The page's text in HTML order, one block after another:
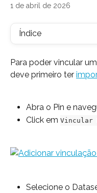
1 de abril de 2026
Índice
Para poder vincular
deve primeiro ter
Abra o Pin e
Click em Vincular
Selecione o